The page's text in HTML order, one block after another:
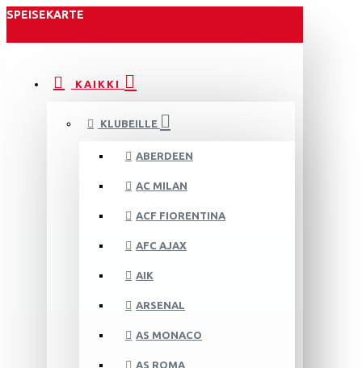
SPEISEKARTE
KAIKKI
KLUBEILLE
ABERDEEN
AC MILAN
ACF FIORENTINA
AFC AJAX
AIK
ARSENAL
AS MONACO
AS ROMA